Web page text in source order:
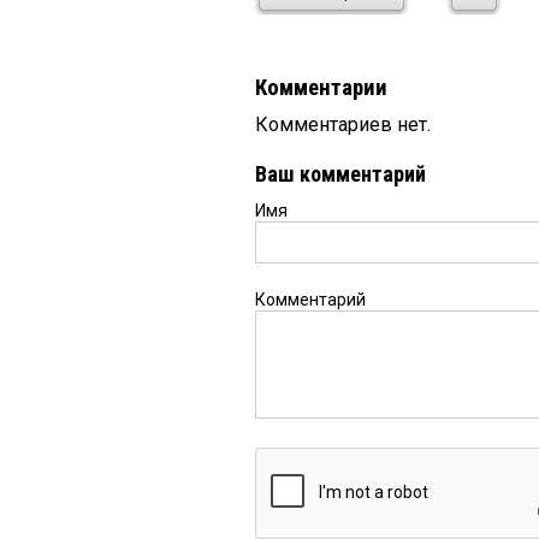
Комментарии
Комментариев нет.
Ваш комментарий
Имя
Комментарий